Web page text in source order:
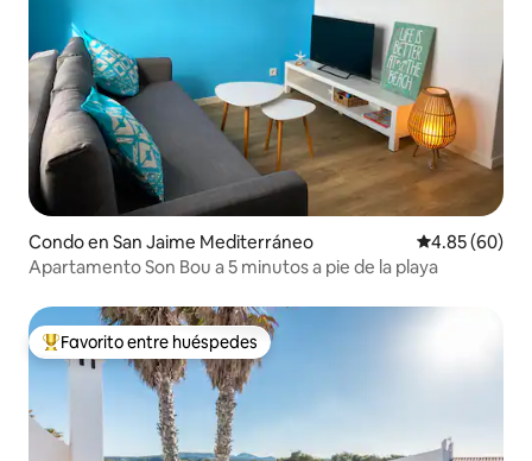
Condo en San Jaime Mediterráneo Calificación
4.85 (60)
Apartamento Son Bou a 5 minutos a pie de la playa
Favorito entre huéspedes preferido
Favorito entre huéspedes